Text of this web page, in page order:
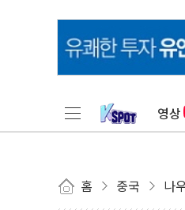
영상
홈 중국 나